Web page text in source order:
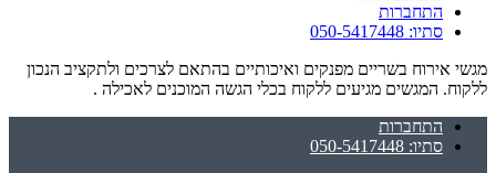
התחברות
סתיו: 050-5417448
מגשי אירוח בשריים מפנקים ואיכותיים בהתאם לצרכים ולתקציב הנכון
ללקוח. המגשים מגיעים ללקוח בכלי הגשה המוכנים לאכילה .
התחברות
סתיו: 050-5417448